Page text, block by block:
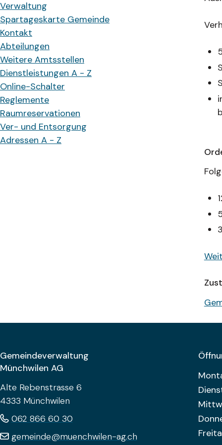
Verwaltung
Spartageskarte Gemeinde
Kontakt
Abteilungen
Weitere Amtsstellen
Dienstleistungen A - Z
Online-Schalter
Reglemente
Raumreservationen
Ver- und Entsorgung
Adressen A - Z
Gemeindeverwaltung
Münchwilen AG
Alte Rebenstrasse 6
4333 Münchwilen
062 866 60 30
gemeinde@muenchwilen-ag.ch